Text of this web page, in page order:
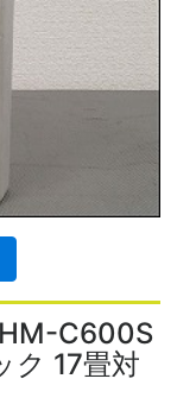
C600S
ク 17畳対